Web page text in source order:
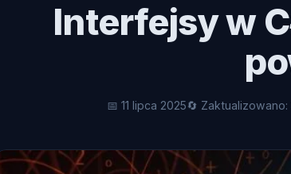
Interfejsy w
📅 11 lipca 2025🔄 Zaktualizowano: